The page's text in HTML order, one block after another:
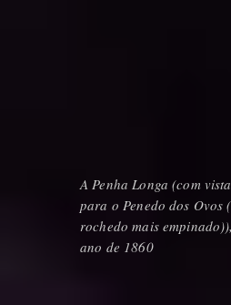
A Penha Longa (com vista
para o Penedo dos Ovos
rochedo mais empinado)),
ano de 1860